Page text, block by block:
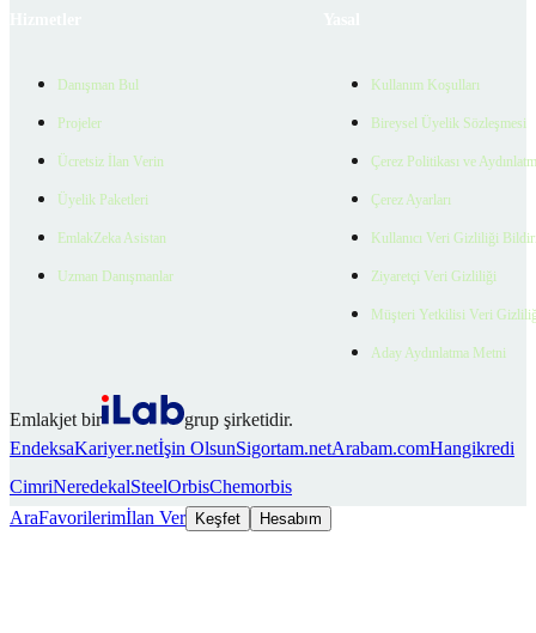
Danışman Bul
Projeler
Ücretsiz İlan Verin
Üyelik Paketleri
EmlakZeka Asistan
Uzman Danışmanlar
Kullanım Koşulları
Bireysel Üyelik Sözleşmesi
Çerez Politikası ve
Çerez Ayarları
Kullanıcı Veri Gizliliği
Ziyaretçi Veri Gizliliği
Müşteri Yetkilisi Veri
Aday Aydınlatma Metni
Emlakjet bir
grup şirketidir.
EndeksaKariyer.netİşin OlsunSigortam.netArabam.comHangikredi
CimriNeredekalSteelOrbisChemorbis
AraFavorilerimİlan Ver Keşfet Hesabım